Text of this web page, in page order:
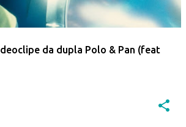
da dupla Polo & Pan (feat